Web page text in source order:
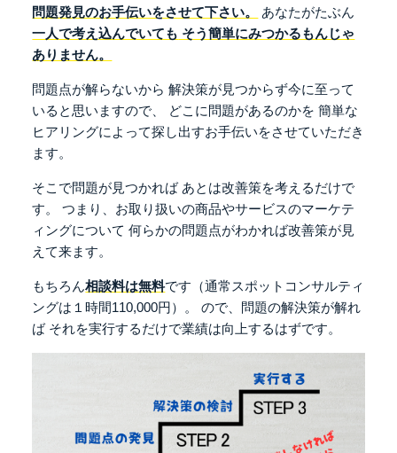
問題発見のお手伝いをさせて下さい。
あなたがたぶん
一人で考え込んでいても そう簡単にみつかるもんじゃ
ありません。
問題点が解らないから 解決策が見つからず今に至って
いると思いますので、
どこに問題があるのかを 簡単な
ヒアリングによって探し出すお手伝いをさせていただき
ます。
そこで問題が見つかればあとは改善策を考えるだけで
す。
つまり、お取り扱いの商品やサービスのマーケテ
ィングについて 何らかの問題点がわかれば改善策が見
えて来ます。
もちろん相談料は無料です（通常スポットコンサルティ
ングは１時間110,000円）。
ので、問題の解決策が解れ
ばそれを実行するだけで業績は向上するはずです。